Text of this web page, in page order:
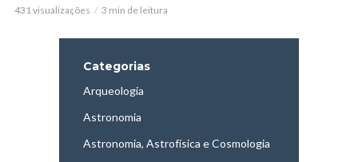
431 visualizações 3 min de leitura
Categorias
Arqueologia
Astronomia
Astronomia, Astrofísica e Cosmologia